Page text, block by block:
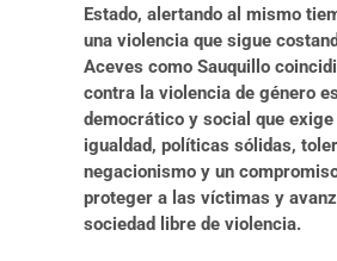
Estado, alertando al mismo
una violencia que sigue
Aceves como Sauquillo
contra la violencia de género
democrático y social que exige
igualdad, políticas sólidas,
negacionismo y un
proteger a las víctimas y
sociedad libre de violencia.